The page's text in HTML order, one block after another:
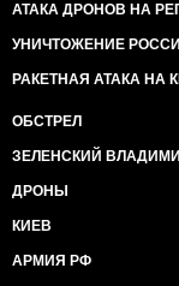
АТАКА ДРОНОВ НА
УНИЧТОЖЕНИЕ
РАКЕТНАЯ АТАКА НА
ОБСТРЕЛ
ЗЕЛЕНСКИЙ
ДРОНЫ
КИЕВ
АРМИЯ РФ